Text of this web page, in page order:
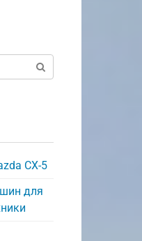
CX-5
для